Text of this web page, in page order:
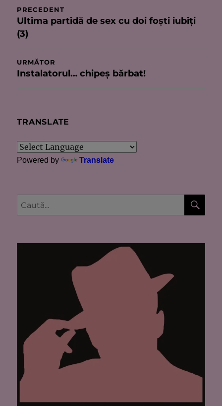
Navigare
în
PRECEDENT
Articolul
anterior:
Ultima partidă de sex cu doi foşti iubiţi
(3)
URMĂTOR
Articolul
Instalatorul… chipeş bărbat!
TRANSLATE
Powered by Translate
după: